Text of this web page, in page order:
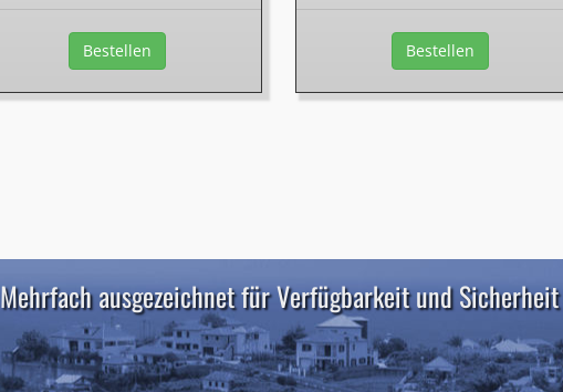
Bestellen Bestellen
Mehrfach ausgezeichnet für Verfügbarkeit und Sicherheit